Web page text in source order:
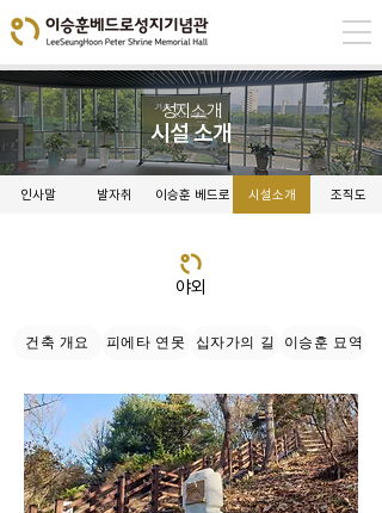
성지소개
시설 소개
인사말 발자취 이승훈 베드로 시설소개 조직도
야외
건축 개요 피에타 연못 십자가의 길 이승훈 묘역